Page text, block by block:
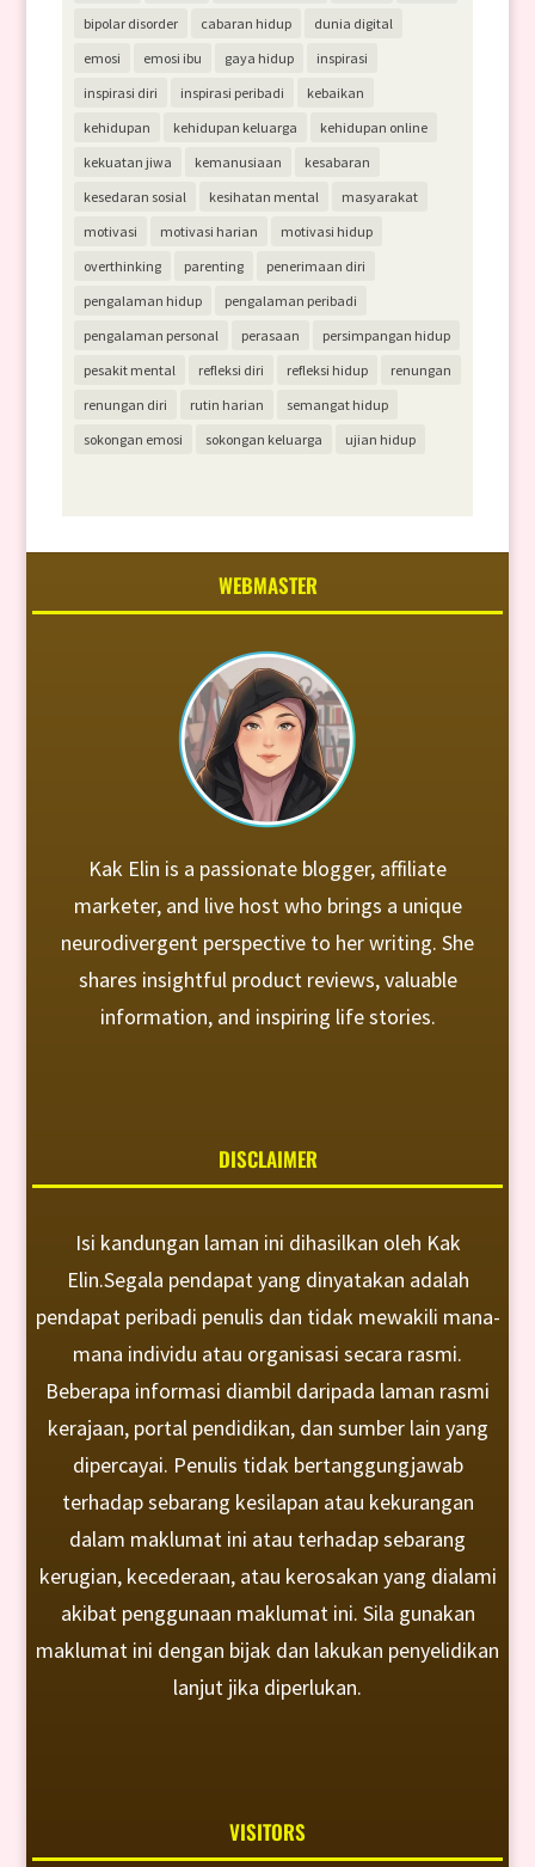
bipolar disorder
cabaran hidup
dunia digital
emosi
emosi ibu gaya hidup
inspirasi
inspirasi diri
inspirasi peribadi
kebaikan
kehidupan
kehidupan keluarga
kehidupan online
kekuatan jiwa
kemanusiaan
kesabaran
kesedaran sosial
kesihatan mental
masyarakat
motivasi
motivasi harian
motivasi hidup
overthinking
parenting
penerimaan diri
pengalaman hidup
pengalaman peribadi
pengalaman personal
perasaan
persimpangan hidup
pesakit mental
refleksi diri refleksi hidup
renungan
renungan diri
rutin harian
semangat hidup
sokongan emosi
sokongan keluarga ujian hidup
WEBMASTER
Kak Elin is a passionate blogger, affiliate
marketer, and live host who brings a unique
neurodivergent perspective to her writing. She
shares insightful product reviews, valuable
information, and inspiring life stories.
DISCLAIMER
Isi kandungan laman ini dihasilkan oleh Kak
Elin.Segala pendapat yang dinyatakan adalah
pendapat peribadi penulis dan tidak mewakili mana-
mana individu atau organisasi secara rasmi.
Beberapa informasi diambil daripada laman rasmi
kerajaan, portal pendidikan, dan sumber lain yang
dipercayai. Penulis tidak bertanggungjawab
terhadap sebarang kesilapan atau kekurangan
dalam maklumat ini atau terhadap sebarang
kerugian, kecederaan, atau kerosakan yang dialami
akibat penggunaan maklumat ini. Sila gunakan
maklumat ini dengan bijak dan lakukan penyelidikan
lanjut jika diperlukan.
VISITORS